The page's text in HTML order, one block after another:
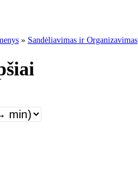
» Sandėliavimas ir Organizavimas